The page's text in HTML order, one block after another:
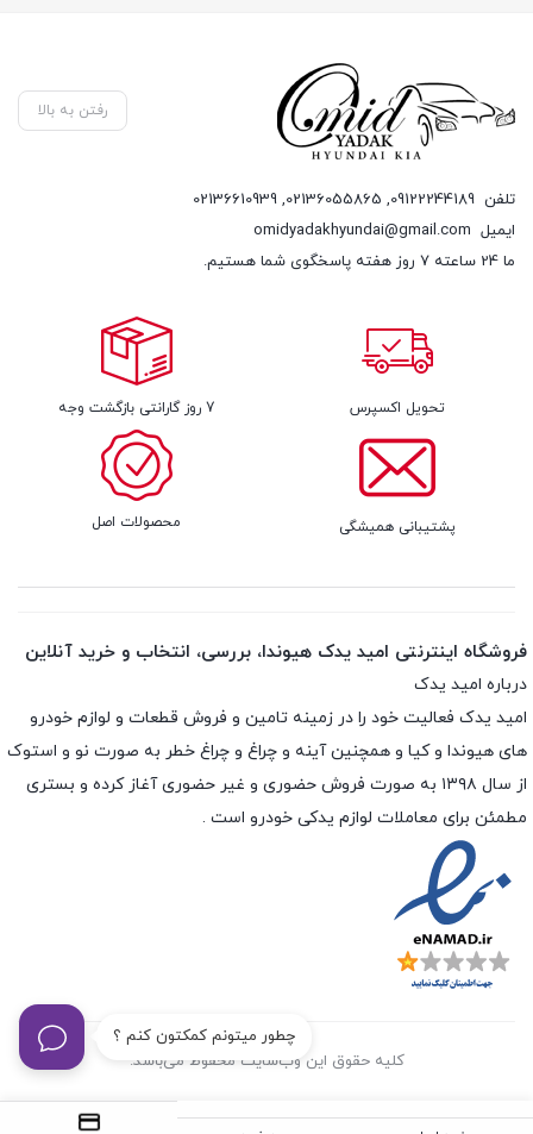
چطور میتونم کمکتون کنم ؟
رفتن به بالا
تلفن 09122244189
,
02136055865
,
02136610939
ایمیل omidyadakhyundai@gmail.com
ما 24 ساعته 7 روز هفته پاسخگوی شما هستیم.
تحویل اکسپرس 7 روز گارانتی بازگشت وجه
پشتیبانی همیشگی محصولات اصل
فروشگاه اینترنتی امید یدک هیوندا، بررسی، انتخاب و خرید آنلاین
درباره امید یدک
امید یدک فعالیت خود را در زمینه تامین و فروش قطعات و لوازم خودرو
های هیوندا و کیا و همچنین آینه و چراغ و چراغ خطر به صورت نو و استوک
از سال ۱۳۹۸ به صورت فروش حضوری و غیر حضوری آغاز کرده و بستری
مطمئن برای معاملات لوازم یدکی خودرو است .
کلیه حقوق این وب‌سایت محفوظ می‌باشد.